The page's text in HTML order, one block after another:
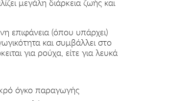
μεγάλη διάρκεια ζωής και
επιφάνεια (όπου υπάρχει)
και συμβάλλει στο
για ρούχα, είτε για λευκά
όγκο παραγωγής